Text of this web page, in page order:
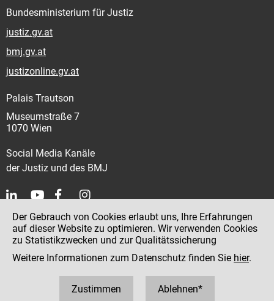
Bundesministerium für Justiz
justiz.gv.at
bmj.gv.at
justizonline.gv.at
Palais Trautson
Museumstraße 7
1070 Wien
Social Media Kanäle
der Justiz und des BMJ
Kontakt
Impressum
Datenschutz
Der Gebrauch von Cookies erlaubt uns, Ihre Erfahrungen
auf dieser Website zu optimieren. Wir verwenden Cookies
zu Statistikzwecken und zur Qualitätssicherung
Weitere Informationen zum Datenschutz finden Sie hier.
Zustimmen Ablehnen*